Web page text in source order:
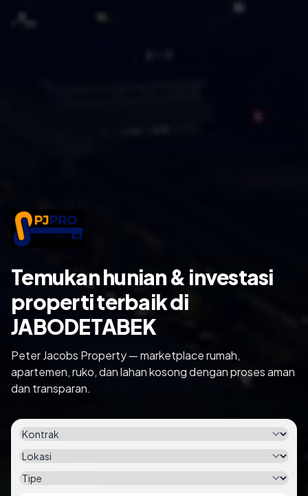
Temukan hunian & investasi
properti terbaik di
JABODETABEK
Peter Jacobs Property — marketplace rumah,
apartemen, ruko, dan lahan kosong dengan proses aman
dan transparan.